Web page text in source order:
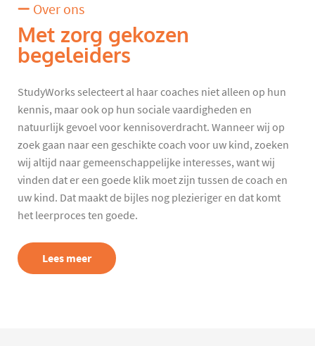
Over ons
Met zorg gekozen
begeleiders
StudyWorks selecteert al haar coaches niet alleen op hun
kennis, maar ook op hun sociale vaardigheden en
natuurlijk gevoel voor kennisoverdracht. Wanneer wij op
zoek gaan naar een geschikte coach voor uw kind, zoeken
wij altijd naar gemeenschappelijke interesses, want wij
vinden dat er een goede klik moet zijn tussen de coach en
uw kind. Dat maakt de bijles nog plezieriger en dat komt
het leerproces ten goede.
Lees meer